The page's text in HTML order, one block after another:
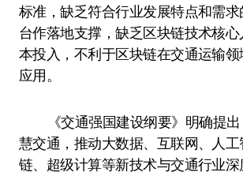
标准，缺乏符合行业发展特点和需
台作落地支撑，缺乏区块链技术核
本投入，不利于区块链在交通运输
应用。
《交通强国建设纲要》明确提
慧交通，推动大数据、互联网、人
链、超级计算等新技术与交通行业深